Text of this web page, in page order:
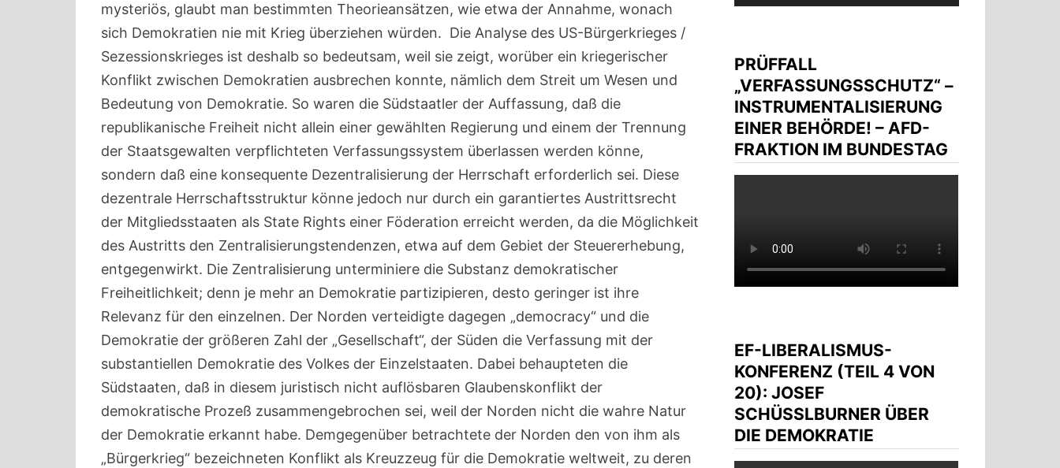
mysteriös, glaubt man bestimmten Theorieansätzen, wie etwa der Annahme, wonach
sich Demokratien nie mit Krieg überziehen würden. Die Analyse des US-Bürgerkrieges /
Sezessionskrieges ist deshalb so bedeutsam, weil sie zeigt, worüber ein kriegerischer
Konflikt zwischen Demokratien ausbrechen konnte, nämlich dem Streit um Wesen und
Bedeutung von Demokratie. So waren die Südstaatler der Auffassung, daß die
republikanische Freiheit nicht allein einer gewählten Regierung und einem der Trennung
der Staatsgewalten verpflichteten Verfassungssystem überlassen werden könne,
sondern daß eine konsequente Dezentralisierung der Herrschaft erforderlich sei. Diese
dezentrale Herrschaftsstruktur könne jedoch nur durch ein garantiertes Austrittsrecht
der Mitgliedsstaaten als State Rights einer Föderation erreicht werden, da die Möglichkeit
des Austritts den Zentralisierungstendenzen, etwa auf dem Gebiet der Steuererhebung,
entgegenwirkt. Die Zentralisierung unterminiere die Substanz demokratischer
Freiheitlichkeit; denn je mehr an Demokratie partizipieren, desto geringer ist ihre
Relevanz für den einzelnen. Der Norden verteidigte dagegen „democracy“ und die
Demokratie der größeren Zahl der „Gesellschaft“, der Süden die Verfassung mit der
substantiellen Demokratie des Volkes der Einzelstaaten. Dabei behaupteten die
Südstaaten, daß in diesem juristisch nicht auflösbaren Glaubenskonflikt der
demokratische Prozeß zusammengebrochen sei, weil der Norden nicht die wahre Natur
der Demokratie erkannt habe. Demgegenüber betrachtete der Norden den von ihm als
„Bürgerkrieg“ bezeichneten Konflikt als Kreuzzeug für die Demokratie weltweit, zu deren
PRÜFFALL
„VERFASSUNGSSCHUTZ“ –
INSTRUMENTALISIERUNG
EINER BEHÖRDE! – AFD-
FRAKTION IM BUNDESTAG
EF-LIBERALISMUS-
KONFERENZ (TEIL 4 VON
20): JOSEF
SCHÜSSLBURNER ÜBER D
IE DEMOKRATIE